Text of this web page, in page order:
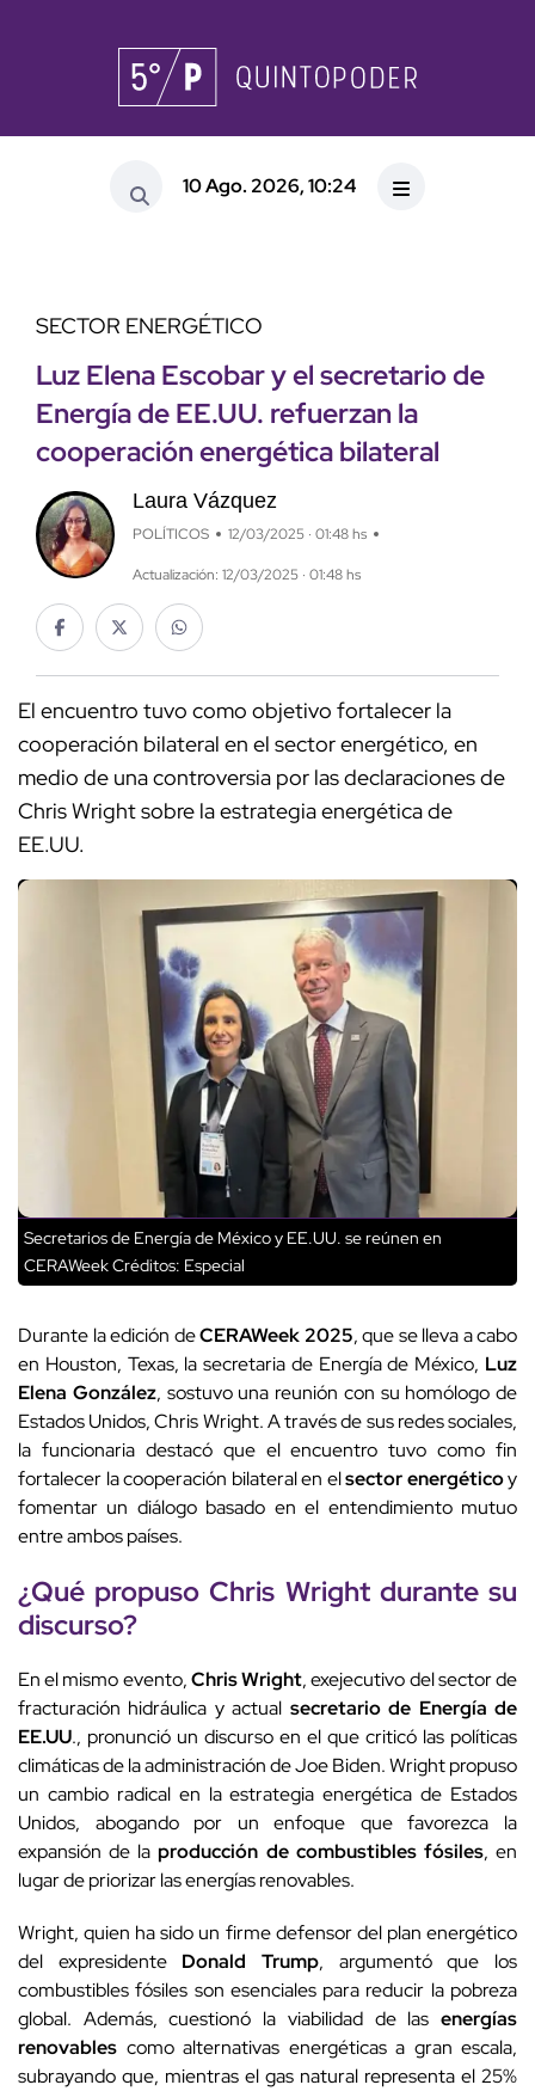
10 Ago. 2026, 10:24
SECTOR ENERGÉTICO
Luz Elena Escobar y el secretario de
Energía de EE.UU. refuerzan la
cooperación energética bilateral
Laura Vázquez
POLÍTICOS 12/03/2025 · 01:48 hs
Actualización: 12/03/2025 · 01:48 hs
El encuentro tuvo como objetivo fortalecer la
cooperación bilateral en el sector energético, en
medio de una controversia por las declaraciones de
Chris Wright sobre la estrategia energética de
EE.UU.
Secretarios de Energía de México y EE.UU. se reúnen en
CERAWeekCréditos: Especial
Durante la edición deCERAWeek 2025, que se lleva a cabo
en Houston, Texas, la secretaria de Energía de México, Luz
Elena González, sostuvo una reunión con su homólogo de
Estados Unidos, Chris Wright. A través de sus redes sociales,
la funcionaria destacó que el encuentro tuvo como fin
fortalecer la cooperación bilateral en elsector energéticoy
fomentar un diálogo basado en el entendimiento mutuo
entre ambos países.
¿Qué propuso Chris Wright durante su
discurso?
En el mismo evento,Chris Wright, exejecutivo del sector de
fracturación hidráulica y actual secretario de Energía de
EE.UU., pronunció un discurso en el que criticó las políticas
climáticas de la administración de Joe Biden. Wright propuso
un cambio radical en la estrategia energética de Estados
Unidos, abogando por un enfoque que favorezca la
expansión de laproducción de combustibles fósiles, en
lugar de priorizar las energías renovables.
Wright, quien ha sido un firme defensor del plan energético
del expresidente Donald Trump, argumentó que los
combustibles fósiles son esenciales para reducir la pobreza
global. Además, cuestionó la viabilidad de las energías
renovables como alternativas energéticas a gran escala,
subrayando que, mientras el gas natural representa el 25%